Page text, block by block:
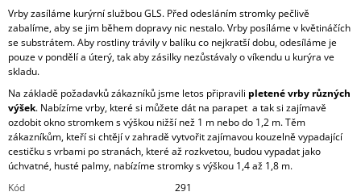
Vrby zasíláme kurýrní službou GLS. Před odesláním stromky pečlivě
zabalíme, aby se jim během dopravy nic nestalo. Vrby posíláme v květináčích
se substrátem. Aby rostliny trávily v balíku co nejkratší dobu, odesíláme je
pouze v pondělí a úterý, tak aby zásilky nezůstávaly o víkendu u kurýra ve
skladu.
Na základě požadavků zákazníků jsme letos připravili pletené vrby různých
výšek. Nabízíme vrby, které si můžete dát na parapet a tak si zajímavě
ozdobit okno stromkem s výškou nižší než 1 m nebo do 1,2 m. Těm
zákazníkům, kteří si chtějí v zahradě vytvořit zajímavou kouzelně vypadající
cestičku s vrbami po stranách, které až rozkvetou, budou vypadat jako
úchvatné, husté palmy, nabízíme stromky s výškou 1,4 až 1,8 m.
Kód
291